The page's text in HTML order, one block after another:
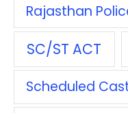
Rajasthan
SC/ST ACT
Scheduled